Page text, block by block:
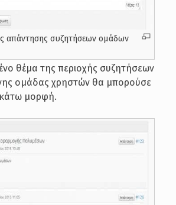
απάντησης συζητήσεων ομάδων
θέμα της περιοχής συζητήσεων
ομάδας χρηστών θα μπορούσε
μορφή.